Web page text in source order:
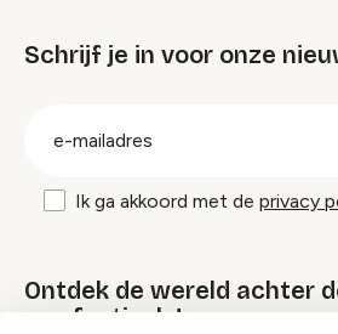
Schrijf je in voor onze
Ik ga akkoord met de privacy
Ontdek de wereld achter
van festivals!